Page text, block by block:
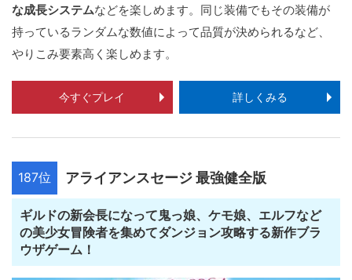
な成長システムなどを楽しめます。同じ装備でもその装備が
持っているランダムな数値によって品質が決められるなど、
やりこみ要素高く楽しめます。
今すぐプレイ 詳しくみる
187位 アライアンスセージ 最強健全版
ギルドの新会長になって鬼っ娘、ケモ娘、エルフなど
の美少女冒険者を集めてダンジョン攻略する新作ブラ
ウザゲーム！